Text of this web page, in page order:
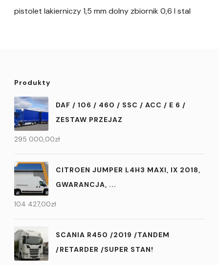
pistolet lakierniczy 1,5 mm dolny zbiornik 0,6 l stal
Produkty
DAF / 106 / 460 / SSC / ACC / E 6 /
ZESTAW PRZEJAZ
295 000,00zł
CITROEN JUMPER L4H3 MAXI, IX 2018,
GWARANCJA, ...
104 427,00zł
SCANIA R450 /2019 /TANDEM
/RETARDER /SUPER STAN!